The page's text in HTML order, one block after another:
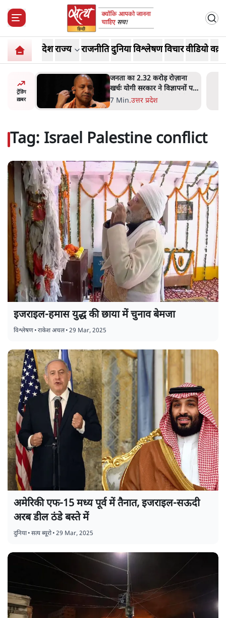
देशराज्य राजनीतिदुनियाविश्लेषणविचारवीडियो
ट्रेंडिंग
ख़बर
पर
उलटबांसीः राष्ट्र के चरित्र की मरम्मत
जारी है
11 Min.व्यंग्य/उलटबाँसी
Tag: Israel Palestine conflict
इजराइल-हमास युद्ध की छाया में चुनाव बेमजा
विश्लेषण•राकेश अचल•29 Mar, 2025
अमेरिकी एफ-15 मध्य पूर्व में तैनात, इजराइल-सऊदी
अरब डील ठंडे बस्ते में
दुनिया•सत्य ब्यूरो•29 Mar, 2025